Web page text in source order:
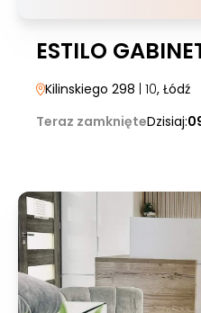
ESTILO
Kilinskiego 298 | 10, Łódź
Teraz zamknięteDzisiaj: